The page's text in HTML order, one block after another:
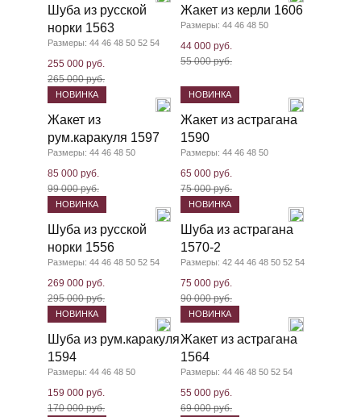
Шуба из русской
норки 1563
Размеры: 44 46 48 50 52 54
255 000 руб.
265 000 руб.
Жакет из керли 1606
Размеры: 44 46 48 50
44 000 руб.
55 000 руб.
НОВИНКА
Жакет из
рум.каракуля 1597
Размеры: 44 46 48 50
85 000 руб.
99 000 руб.
НОВИНКА
Жакет из астрагана
1590
Размеры: 44 46 48 50
65 000 руб.
75 000 руб.
НОВИНКА
Шуба из русской
норки 1556
Размеры: 44 46 48 50 52 54
269 000 руб.
295 000 руб.
НОВИНКА
Шуба из астрагана
1570-2
Размеры: 42 44 46 48 50 52 54
75 000 руб.
90 000 руб.
НОВИНКА
Шуба из рум.каракуля
1594
Размеры: 44 46 48 50
159 000 руб.
170 000 руб.
НОВИНКА
Жакет из астрагана
1564
Размеры: 44 46 48 50 52 54
55 000 руб.
69 000 руб.